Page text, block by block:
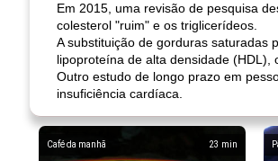
Em 2015, uma revisão de pesquisa
colesterol "ruim" e os triglicerídeos.
A substituição de gorduras saturadas
lipoproteína de alta densidade (HDL),
Outro estudo de longo prazo em
insuficiência cardíaca.
23 min
Café da manhã